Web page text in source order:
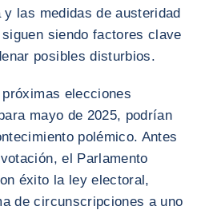
las medidas de austeridad
siendo factores clave
posibles disturbios.
elecciones
mayo de 2025, podrían
polémico. Antes
el Parlamento
éxito la ley electoral,
de circunscripciones a uno